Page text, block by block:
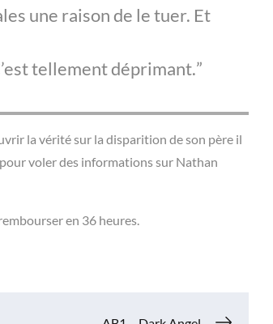
une raison de le tuer. Et
tellement déprimant.
la vérité sur la disparition de son père il
voler des informations sur Nathan
en 36 heures.